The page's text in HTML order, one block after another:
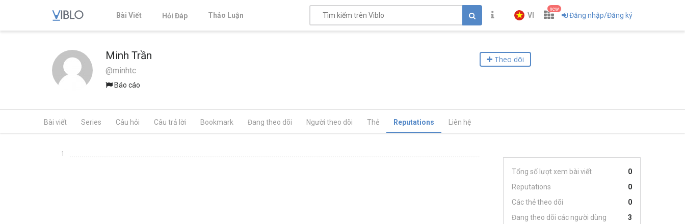
Bài Viết Hỏi Đáp Thảo Luận VI
new
Đăng nhập/Đăng ký
Minh Trần
@minhtc
Báo cáo
Theo dõi
Bài viết Series Câu hỏi Câu trả lời Bookmark Đang theo dõi Người theo dõi Thẻ Reputations Liên hệ
1
Tổng số lượt xem bài viết
0
Reputations
0
Các thẻ theo dõi
0
Đang theo dõi các người dùng
3